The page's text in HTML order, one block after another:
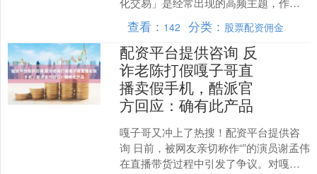
玩量化多年的老玩家，我们围绕
「Python+量化」也积累了....
查看： 142 分类： 股票配资佣金
配资平台提供咨询 反
诈老陈打假嘎子哥直
播卖假手机，酷派官
方回应：确有此产品
嘎子哥又冲上了热搜！配资平台提供咨
询 日前，被网友亲切称作“”的演员谢孟伟
在直播带货过程中引发了争议。对嘎子